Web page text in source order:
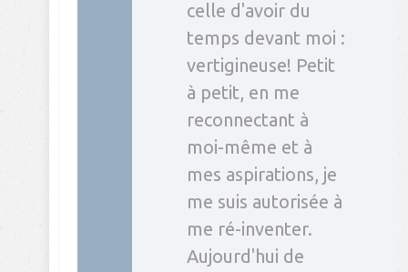
celle d'avoir du
temps devant moi :
vertigineuse! Petit
à petit, en me
reconnectant à
moi-même et à
mes aspirations, je
me suis autorisée à
me ré-inventer.
Aujourd'hui de